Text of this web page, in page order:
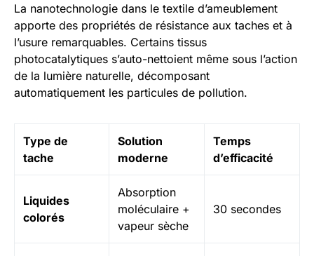
La nanotechnologie dans le textile d’ameublement
apporte des propriétés de résistance aux taches et à
l’usure remarquables. Certains tissus
photocatalytiques s’auto-nettoient même sous l’action
de la lumière naturelle, décomposant
automatiquement les particules de pollution.
Type de
tache
Solution
moderne
Temps
d’efficacité
Liquides
colorés
Absorption
moléculaire +
vapeur sèche
30 secondes